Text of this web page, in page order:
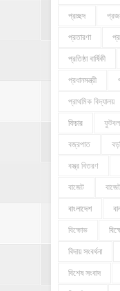
প্রচ্ছদ
প্রতারণা
প্রতিষ্ঠা বার্ষিকী
প্রধানমন্ত্রী
প্রাথমিক বিদ্যালয়
ফিচার ফুটবল
বজ্রপাত
বস্ত্র বিতরণ
বাজেট
বাংলাদেশ
বিক্ষোভ
বিদায় সংবর্ধনা
বিশেষ সংবাদ